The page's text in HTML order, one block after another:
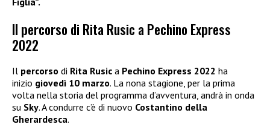
Il percorso di Rita Rusic a Pechino Express
2022
Il percorso di Rita Rusic a Pechino Express 2022 ha
inizio giovedì 10 marzo. La nona stagione, per la prima
volta nella storia del programma d’avventura, andrà in onda
su Sky. A condurre c’è di nuovo Costantino della
Gherardesca.